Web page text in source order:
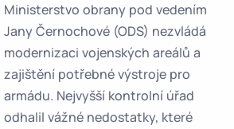
Ministerstvo obrany pod vedením
Jany Černochové (ODS) nezvládá
modernizaci vojenských areálů a
zajištění potřebné výstroje pro
armádu. Nejvyšší kontrolní úřad
odhalil vážné nedostatky, které